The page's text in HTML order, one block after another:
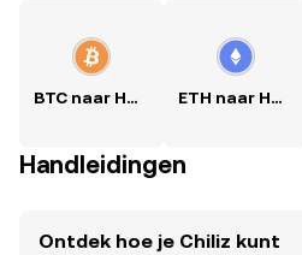
BTC naar HRK ETH naar HRK
Handleidingen
Ontdek hoe je Chiliz kunt